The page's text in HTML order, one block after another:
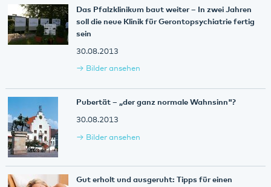
Das Pfalzklinikum baut weiter – In zwei Jahren
soll die neue Klinik für Gerontopsychiatrie fertig
sein
30.08.2013
Bilder ansehen
Pubertät – „der ganz normale Wahnsinn"?
30.08.2013
Bilder ansehen
Gut erholt und ausgeruht: Tipps für einen